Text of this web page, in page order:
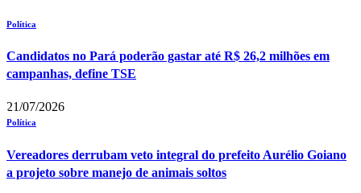
Política
Candidatos no Pará poderão gastar até R$ 26,2 milhões em
campanhas, define TSE
21/07/2026
Política
Vereadores derrubam veto integral do prefeito Aurélio Goiano
a projeto sobre manejo de animais soltos